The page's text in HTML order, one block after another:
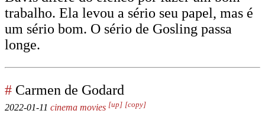
trabalho. Ela levou a sério seu papel, mas é
um sério bom. O sério de Gosling passa
longe.
# Carmen de Godard
2022-01-11 cinema movies [up] [copy]